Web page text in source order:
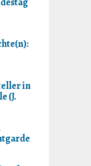
in
(J.